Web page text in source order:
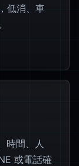
低消、車
時間、人
或電話確